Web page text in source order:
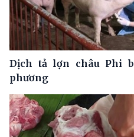
Dịch tả lợn châu Phi
phương